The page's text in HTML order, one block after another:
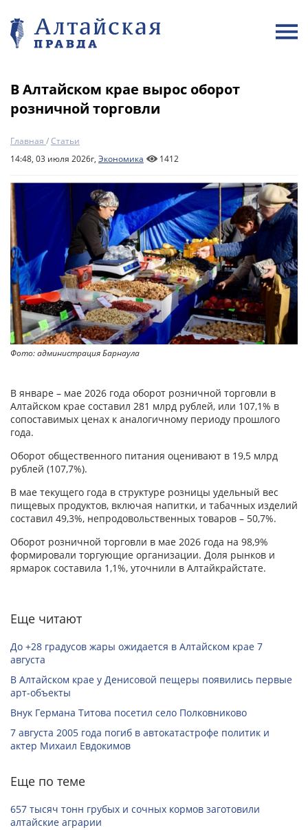
В Алтайском крае вырос оборот
розничной торговли
Главная /Статьи
14:48, 03 июля 2026г, Экономика 1412
Фото: администрация Барнаула
В январе – мае 2026 года оборот розничной торговли в
Алтайском крае составил 281 млрд рублей, или 107,1% в
сопоставимых ценах к аналогичному периоду прошлого
года.
Оборот общественного питания оценивают в 19,5 млрд
рублей (107,7%).
В мае текущего года в структуре розницы удельный вес
пищевых продуктов, включая напитки, и табачных изделий
составил 49,3%, непродовольственных товаров – 50,7%.
Оборот розничной торговли в мае 2026 года на 98,9%
формировали торгующие организации. Доля рынков и
ярмарок составила 1,1%, уточнили в Алтайкрайстате.
Еще читают
До +28 градусов жары ожидается в Алтайском крае 7
августа
В Алтайском крае у Денисовой пещеры появились первые
арт-объекты
Внук Германа Титова посетил село Полковниково
7 августа 2005 года погиб в автокатастрофе политик и
актер Михаил Евдокимов
Еще по теме
657 тысяч тонн грубых и сочных кормов заготовили
алтайские аграрии